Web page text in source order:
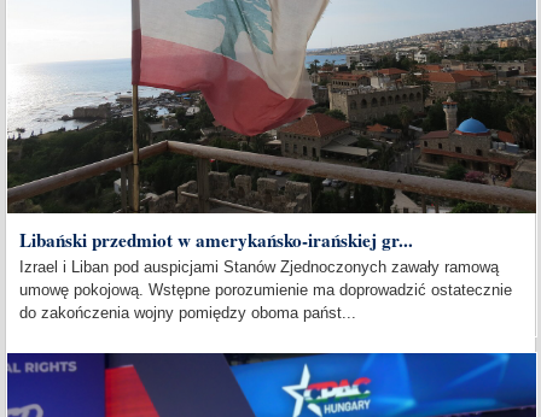
Libański przedmiot w amerykańsko-irańskiej gr...
Izrael i Liban pod auspicjami Stanów Zjednoczonych zawały ramową
umowę pokojową. Wstępne porozumienie ma doprowadzić ostatecznie
do zakończenia wojny pomiędzy oboma państ...